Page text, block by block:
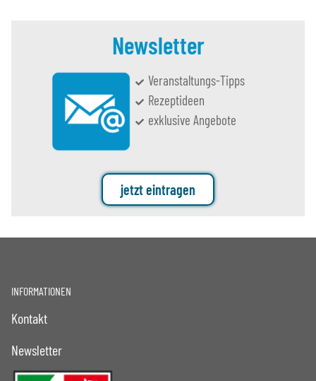
Newsletter
Veranstaltungs-Tipps
Rezeptideen
exklusive Angebote
jetzt eintragen
INFORMATIONEN
Kontakt
Newsletter